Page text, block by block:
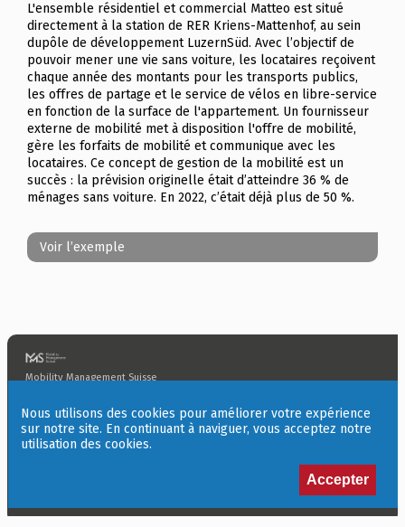
L'ensemble résidentiel et commercial Matteo est situé
directement à la station de RER Kriens-Mattenhof, au sein
dupôle de développement LuzernSüd. Avec l’objectif de
pouvoir mener une vie sans voiture, les locataires reçoivent
chaque année des montants pour les transports publics,
les offres de partage et le service de vélos en libre-service
en fonction de la surface de l'appartement. Un fournisseur
externe de mobilité met à disposition l'offre de mobilité,
gère les forfaits de mobilité et communique avec les
locataires. Ce concept de gestion de la mobilité est un
succès : la prévision originelle était d’atteindre 36 % de
ménages sans voiture. En 2022, c’était déjà plus de 50 %.
Voir l’exemple
Mobility Management Suisse
info@mms-gms.ch
S’abonner à la newsletter Mobilservice
Nous utilisons des cookies pour améliorer votre expérience
sur notre site. En continuant à naviguer, vous acceptez notre
utilisation des cookies.
Accepter